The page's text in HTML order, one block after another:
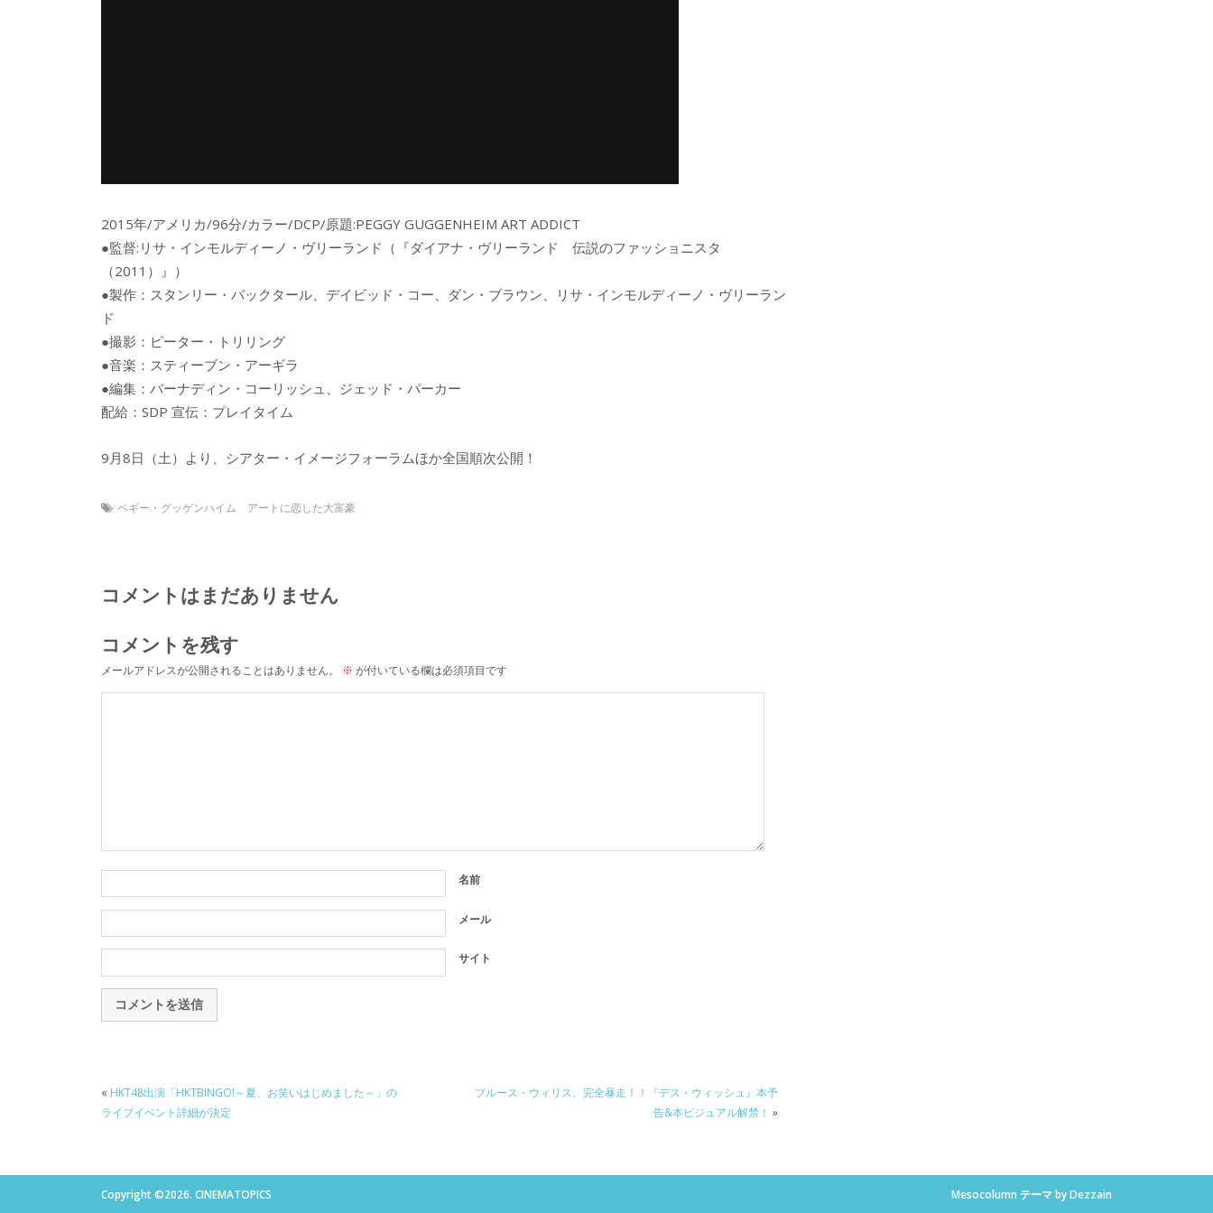
2015年/アメリカ/96分/カラー/DCP/原題:PEGGY GUGGENHEIM ART ADDICT
●監督:リサ・インモルディーノ・ヴリーランド（『ダイアナ・ヴリーランド 伝説のファッショニスタ
（2011）』）
●製作：スタンリー・バックタール、デイビッド・コー、ダン・ブラウン、リサ・インモルディーノ・ヴリーラン
ド
●撮影：ピーター・トリリング
●音楽：スティーブン・アーギラ
●編集：バーナディン・コーリッシュ、ジェッド・パーカー
配給：SDP 宣伝：プレイタイム
9月8日（土）より、シアター・イメージフォーラムほか全国順次公開！
ペギー・グッゲンハイム アートに恋した大富豪
コメントはまだありません
コメントを残す
メールアドレスが公開されることはありません。 ※ が付いている欄は必須項目です
名前
メール
サイト
« HKT48出演「HKTBINGO!～夏、お笑いはじめました～」の
ライブイベント詳細が決定
ブルース・ウィリス、完全暴走！！『デス・ウィッシュ』本予
告&本ビジュアル解禁！ »
Copyright ©2026. CINEMATOPICS Mesocolumn テーマ by Dezzain